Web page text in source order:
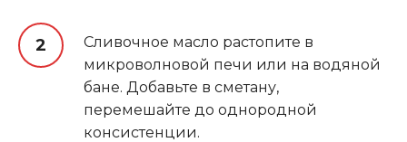
Сливочное масло растопите в
микроволновой печи или на водяной
бане. Добавьте в сметану,
перемешайте до однородной
консистенции.